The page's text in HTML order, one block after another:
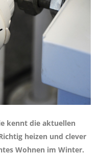
kennt die aktuellen
heizen und clever
Wohnen im Winter.